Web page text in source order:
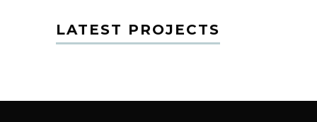
LATEST PROJECTS